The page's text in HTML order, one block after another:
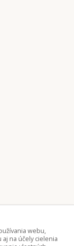
webu,
na účely cielenia